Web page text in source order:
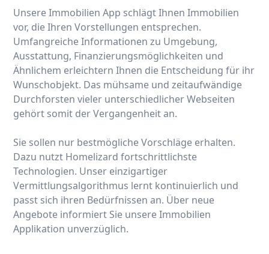
Unsere Immobilien App schlägt Ihnen Immobilien
vor, die Ihren Vorstellungen entsprechen.
Umfangreiche Informationen zu Umgebung,
Ausstattung, Finanzierungsmöglichkeiten und
Ähnlichem erleichtern Ihnen die Entscheidung für ihr
Wunschobjekt. Das mühsame und zeitaufwändige
Durchforsten vieler unterschiedlicher Webseiten
gehört somit der Vergangenheit an.
Sie sollen nur bestmögliche Vorschläge erhalten.
Dazu nutzt Homelizard fortschrittlichste
Technologien. Unser einzigartiger
Vermittlungsalgorithmus lernt kontinuierlich und
passt sich ihren Bedürfnissen an. Über neue
Angebote informiert Sie unsere Immobilien
Applikation unverzüglich.